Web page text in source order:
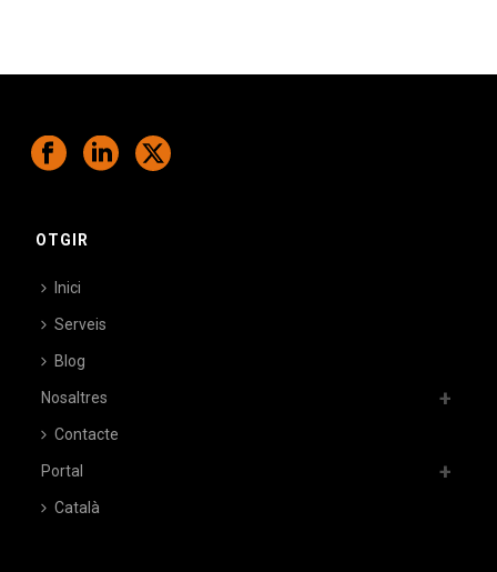
OTGIR
Inici
Serveis
Blog
Nosaltres
Contacte
Portal
Català